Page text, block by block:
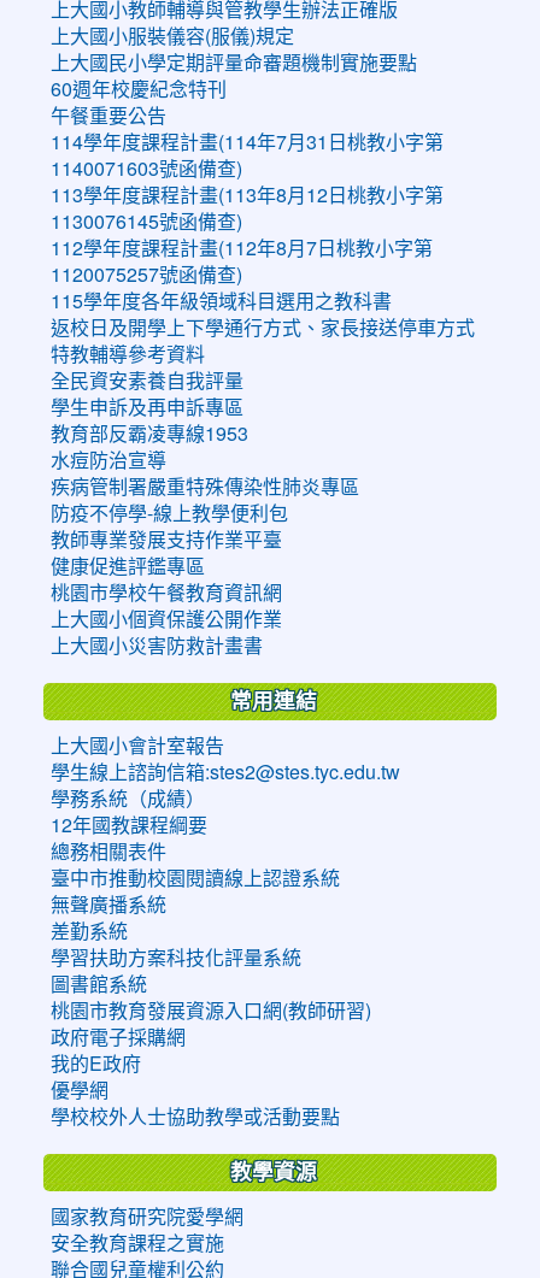
上大國小教師輔導與管教學生辦法正確版
上大國小服裝儀容(服儀)規定
上大國民小學定期評量命審題機制實施要點
60週年校慶紀念特刊
午餐重要公告
114學年度課程計畫(114年7月31日桃教小字第
1140071603號函備查)
113學年度課程計畫(113年8月12日桃教小字第
1130076145號函備查)
112學年度課程計畫(112年8月7日桃教小字第
1120075257號函備查)
115學年度各年級領域科目選用之教科書
返校日及開學上下學通行方式、家長接送停車方式
特教輔導參考資料
全民資安素養自我評量
學生申訴及再申訴專區
教育部反霸凌專線1953
水痘防治宣導
疾病管制署嚴重特殊傳染性肺炎專區
防疫不停學-線上教學便利包
教師專業發展支持作業平臺
健康促進評鑑專區
桃園市學校午餐教育資訊網
上大國小個資保護公開作業
上大國小災害防救計畫書
常用連結
上大國小會計室報告
學生線上諮詢信箱:stes2@stes.tyc.edu.tw
學務系統（成績）
12年國教課程綱要
總務相關表件
臺中市推動校園閱讀線上認證系統
無聲廣播系統
差勤系統
學習扶助方案科技化評量系統
圖書館系統
桃園市教育發展資源入口網(教師研習)
政府電子採購網
我的E政府
優學網
學校校外人士協助教學或活動要點
教學資源
國家教育研究院愛學網
安全教育課程之實施
聯合國兒童權利公約